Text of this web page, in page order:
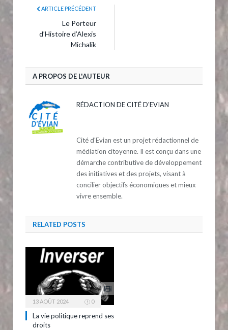
ARTICLE PRÉCÉDENT
Le Porteur
d’Histoire d’Alexis
Michalik
A PROPOS DE L'AUTEUR
RÉDACTION DE CITÉ D'EVIAN
Cité d'Evian est un projet rédactionnel de
médiation citoyenne. Il est conçu dans une
démarche contributive de développement
des initiatives et des projets, visant à
concilier objectifs économiques et mieux
vivre ensemble.
RELATED POSTS
13 AOÛT 2024 0
La vie politique reprend ses
droits